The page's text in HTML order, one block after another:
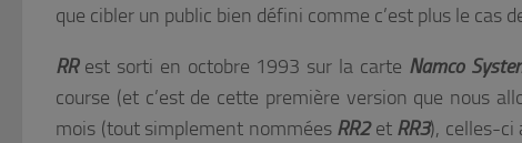
que cibler un public bien défini comme c’est plus le cas
RRest sorti en octobre 1993 sur la carte Namco
course (et c’est de cette première version que nous
mois (tout simplement nommées RR2et RR3), celles-ci